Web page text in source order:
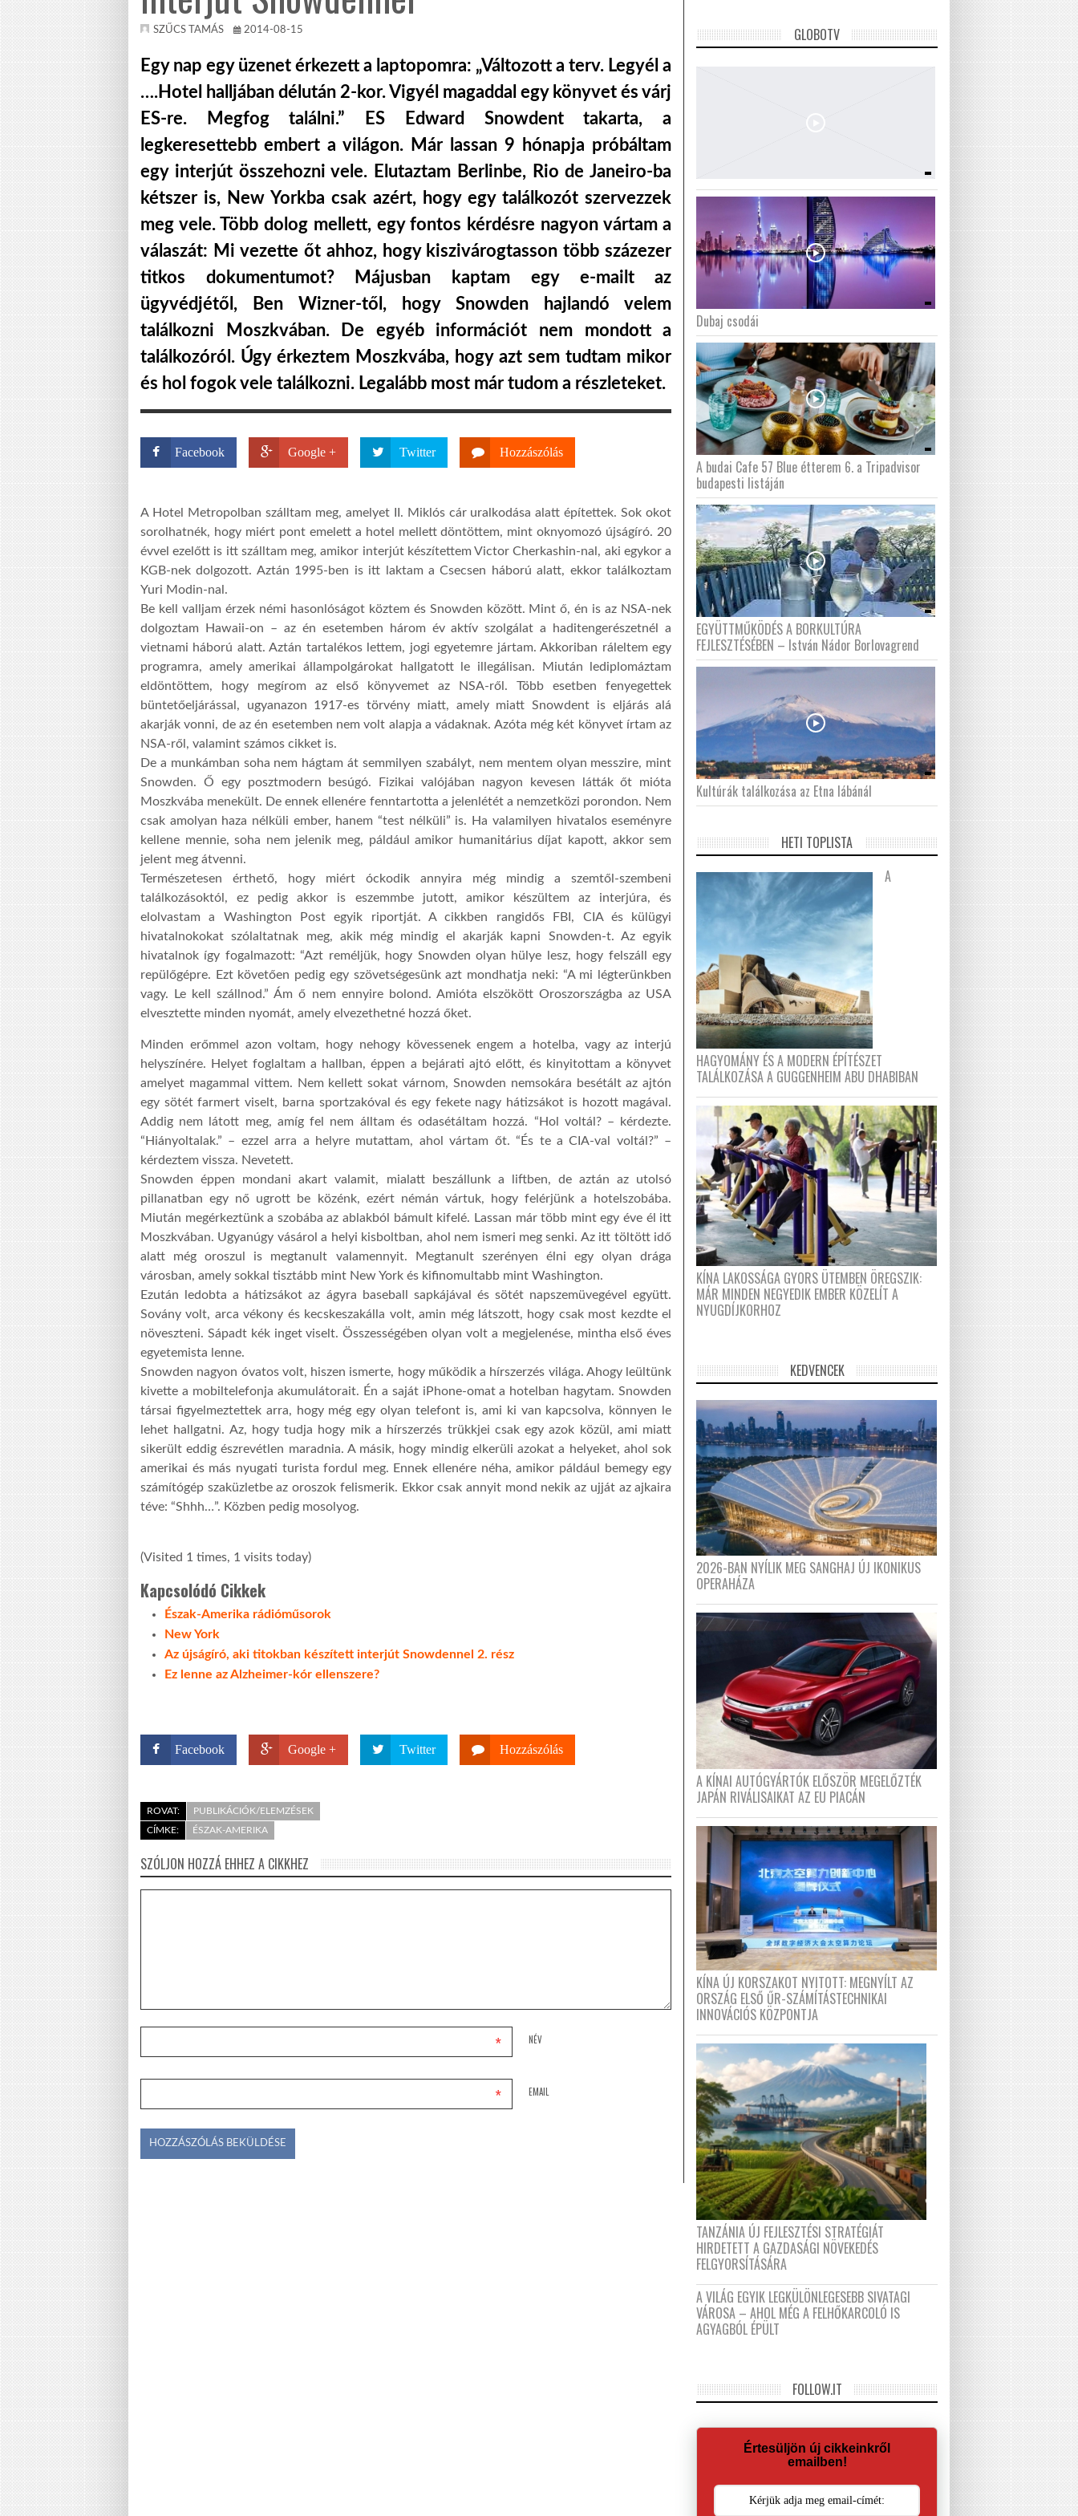
SZŰCS TAMÁS 2014-08-15
Egy nap egy üzenet érkezett a laptopomra: „Változott a terv. Legyél a
….Hotel halljában délután 2-kor. Vigyél magaddal egy könyvet és várj
ES-re. Megfog találni.” ES Edward Snowdent takarta, a
legkeresettebb embert a világon. Már lassan 9 hónapja próbáltam
egy interjút összehozni vele. Elutaztam Berlinbe, Rio de Janeiro-ba
kétszer is, New Yorkba csak azért, hogy egy találkozót szervezzek
meg vele. Több dolog mellett, egy fontos kérdésre nagyon vártam a
válaszát: Mi vezette őt ahhoz, hogy kiszivárogtasson több százezer
titkos dokumentumot? Májusban kaptam egy e-mailt az
ügyvédjétől, Ben Wizner-től, hogy Snowden hajlandó velem
találkozni Moszkvában. De egyéb információt nem mondott a
találkozóról. Úgy érkeztem Moszkvába, hogy azt sem tudtam mikor
és hol fogok vele találkozni. Legalább most már tudom a részleteket.
Facebook Google + Twitter Hozzászólás
A Hotel Metropolban szálltam meg, amelyet II. Miklós cár uralkodása alatt építettek. Sok okot
sorolhatnék, hogy miért pont emelett a hotel mellett döntöttem, mint oknyomozó újságíró. 20
évvel ezelőtt is itt szálltam meg, amikor interjút készítettem Victor Cherkashin-nal, aki egykor a
KGB-nek dolgozott. Aztán 1995-ben is itt laktam a Csecsen háború alatt, ekkor találkoztam
Yuri Modin-nal.
Be kell valljam érzek némi hasonlóságot köztem és Snowden között. Mint ő, én is az NSA-nek
dolgoztam Hawaii-on – az én esetemben három év aktív szolgálat a haditengerészetnél a
vietnami háború alatt. Aztán tartalékos lettem, jogi egyetemre jártam. Akkoriban ráleltem egy
programra, amely amerikai állampolgárokat hallgatott le illegálisan. Miután lediplomáztam
eldöntöttem, hogy megírom az első könyvemet az NSA-ről. Több esetben fenyegettek
büntetőeljárással, ugyanazon 1917-es törvény miatt, amely miatt Snowdent is eljárás alá
akarják vonni, de az én esetemben nem volt alapja a vádaknak. Azóta még két könyvet írtam az
NSA-ről, valamint számos cikket is.
De a munkámban soha nem hágtam át semmilyen szabályt, nem mentem olyan messzire, mint
Snowden. Ő egy posztmodern besúgó. Fizikai valójában nagyon kevesen látták őt mióta
Moszkvába menekült. De ennek ellenére fenntartotta a jelenlétét a nemzetközi porondon. Nem
csak amolyan haza nélküli ember, hanem “test nélküli” is. Ha valamilyen hivatalos eseményre
kellene mennie, soha nem jelenik meg, páldául amikor humanitárius díjat kapott, akkor sem
jelent meg átvenni.
Természetesen érthető, hogy miért óckodik annyira még mindig a szemtől-szembeni
találkozásoktól, ez pedig akkor is eszemmbe jutott, amikor készültem az interjúra, és
elolvastam a Washington Post egyik riportját. A cikkben rangidős FBI, CIA és külügyi
hivatalnokokat szólaltatnak meg, akik még mindig el akarják kapni Snowden-t. Az egyik
hivatalnok így fogalmazott: “Azt reméljük, hogy Snowden olyan hülye lesz, hogy felszáll egy
repülőgépre. Ezt követően pedig egy szövetségesünk azt mondhatja neki: “A mi légterünkben
vagy. Le kell szállnod.” Ám ő nem ennyire bolond. Amióta elszökött Oroszországba az USA
elvesztette minden nyomát, amely elvezethetné hozzá őket.
Minden erőmmel azon voltam, hogy nehogy kövessenek engem a hotelba, vagy az interjú
helyszínére. Helyet foglaltam a hallban, éppen a bejárati ajtó előtt, és kinyitottam a könyvet
amelyet magammal vittem. Nem kellett sokat várnom, Snowden nemsokára besétált az ajtón
egy sötét farmert viselt, barna sportzakóval és egy fekete nagy hátizsákot is hozott magával.
Addig nem látott meg, amíg fel nem álltam és odasétáltam hozzá. “Hol voltál? – kérdezte.
“Hiányoltalak.” – ezzel arra a helyre mutattam, ahol vártam őt. “És te a CIA-val voltál?” –
kérdeztem vissza. Nevetett.
Snowden éppen mondani akart valamit, mialatt beszállunk a liftben, de aztán az utolsó
pillanatban egy nő ugrott be közénk, ezért némán vártuk, hogy felérjünk a hotelszobába.
Miután megérkeztünk a szobába az ablakból bámult kifelé. Lassan már több mint egy éve él itt
Moszkvában. Ugyanúgy vásárol a helyi kisboltban, ahol nem ismeri meg senki. Az itt töltött idő
alatt még oroszul is megtanult valamennyit. Megtanult szerényen élni egy olyan drága
városban, amely sokkal tisztább mint New York és kifinomultabb mint Washington.
Ezután ledobta a hátizsákot az ágyra baseball sapkájával és sötét napszemüvegével együtt.
Sovány volt, arca vékony és kecskeszakálla volt, amin még látszott, hogy csak most kezdte el
növeszteni. Sápadt kék inget viselt. Összességében olyan volt a megjelenése, mintha első éves
egyetemista lenne.
Snowden nagyon óvatos volt, hiszen ismerte, hogy működik a hírszerzés világa. Ahogy leültünk
kivette a mobiltelefonja akumulátorait. Én a saját iPhone-omat a hotelban hagytam. Snowden
társai figyelmeztettek arra, hogy még egy olyan telefont is, ami ki van kapcsolva, könnyen le
lehet hallgatni. Az, hogy tudja hogy mik a hírszerzés trükkjei csak egy azok közül, ami miatt
sikerült eddig észrevétlen maradnia. A másik, hogy mindig elkerüli azokat a helyeket, ahol sok
amerikai és más nyugati turista fordul meg. Ennek ellenére néha, amikor páldául bemegy egy
számítógép szaküzletbe az oroszok felismerik. Ekkor csak annyit mond nekik az ujját az ajkaira
téve: “Shhh…”. Közben pedig mosolyog.
(Visited 1 times, 1 visits today)
Kapcsolódó Cikkek
Észak-Amerika rádióműsorok
New York
Az újságíró, aki titokban készített interjút Snowdennel 2. rész
Ez lenne az Alzheimer-kór ellenszere?
Facebook Google + Twitter Hozzászólás
ROVAT:
PUBLIKÁCIÓK/ELEMZÉSEK
CÍMKE:
ÉSZAK-AMERIKA
SZÓLJON HOZZÁ EHHEZ A CIKKHEZ
NÉV
*
EMAIL
*
GLOBOTV
Dubaj csodái
A budai Cafe 57 Blue étterem 6. a Tripadvisor
budapesti listáján
EGYÜTTMŰKÖDÉS A BORKULTÚRA
FEJLESZTÉSÉBEN – István Nádor Borlovagrend
Kultúrák találkozása az Etna lábánál
HETI TOPLISTA
A
HAGYOMÁNY ÉS A MODERN ÉPÍTÉSZET
TALÁLKOZÁSA A GUGGENHEIM ABU DHABIBAN
KÍNA LAKOSSÁGA GYORS ÜTEMBEN ÖREGSZIK:
MÁR MINDEN NEGYEDIK EMBER KÖZELÍT A
NYUGDÍJKORHOZ
KEDVENCEK
2026-BAN NYÍLIK MEG SANGHAJ ÚJ IKONIKUS
OPERAHÁZA
A KÍNAI AUTÓGYÁRTÓK ELŐSZÖR MEGELŐZTÉK
JAPÁN RIVÁLISAIKAT AZ EU PIACÁN
KÍNA ÚJ KORSZAKOT NYITOTT: MEGNYÍLT AZ
ORSZÁG ELSŐ ŰR-SZÁMÍTÁSTECHNIKAI
INNOVÁCIÓS KÖZPONTJA
TANZÁNIA ÚJ FEJLESZTÉSI STRATÉGIÁT
HIRDETETT A GAZDASÁGI NÖVEKEDÉS
FELGYORSÍTÁSÁRA
A VILÁG EGYIK LEGKÜLÖNLEGESEBB SIVATAGI
VÁROSA – AHOL MÉG A FELHŐKARCOLÓ IS
AGYAGBÓL ÉPÜLT
FOLLOW.IT
Értesüljön új cikkeinkről
emailben!